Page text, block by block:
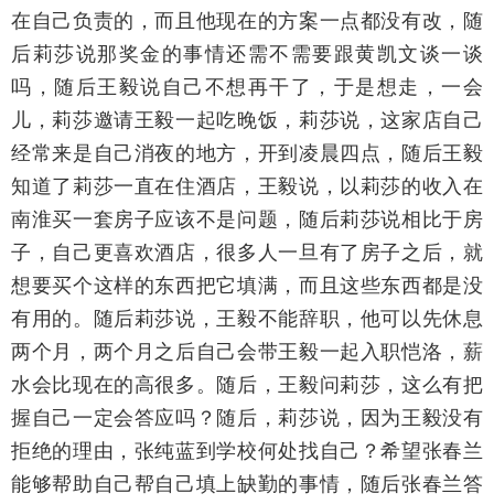
在自己负责的，而且他现在的方案一点都没有改，随
后莉莎说那奖金的事情还需不需要跟黄凯文谈一谈
吗，随后王毅说自己不想再干了，于是想走，一会
儿，莉莎邀请王毅一起吃晚饭，莉莎说，这家店自己
经常来是自己消夜的地方，开到凌晨四点，随后王毅
知道了莉莎一直在住酒店，王毅说，以莉莎的收入在
南淮买一套房子应该不是问题，随后莉莎说相比于房
子，自己更喜欢酒店，很多人一旦有了房子之后，就
想要买个这样的东西把它填满，而且这些东西都是没
有用的。随后莉莎说，王毅不能辞职，他可以先休息
两个月，两个月之后自己会带王毅一起入职恺洛，薪
水会比现在的高很多。随后，王毅问莉莎，这么有把
握自己一定会答应吗？随后，莉莎说，因为王毅没有
拒绝的理由，张纯蓝到学校何处找自己？希望张春兰
能够帮助自己帮自己填上缺勤的事情，随后张春兰答